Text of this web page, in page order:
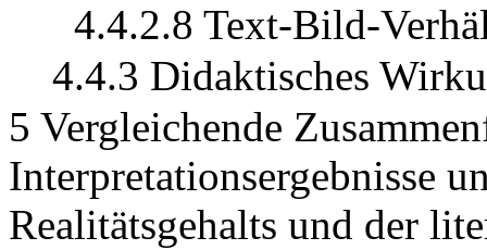
4.4.2.8 Text-Bild-
4.4.3 Didaktisches
5 Vergleichende
Interpretationsergebnisse
Realitätsgehalts und der